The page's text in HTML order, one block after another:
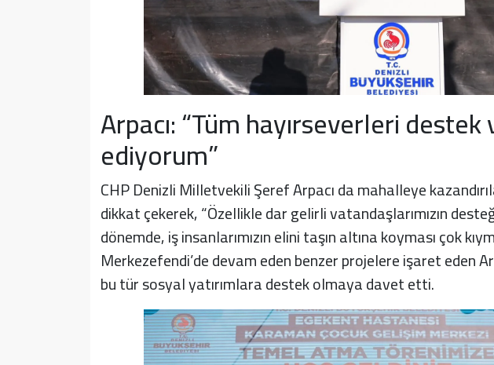
Arpacı: “Tüm hayırseverleri
ediyorum”
CHP Denizli Milletvekili Şeref Arpacı da mahalleye
dikkat çekerek, “Özellikle dar gelirli vatandaşlarımızın
dönemde, iş insanlarımızın elini taşın altına koyması çok
Merkezefendi’de devam eden benzer projelere işaret eden
bu tür sosyal yatırımlara destek olmaya davet etti.